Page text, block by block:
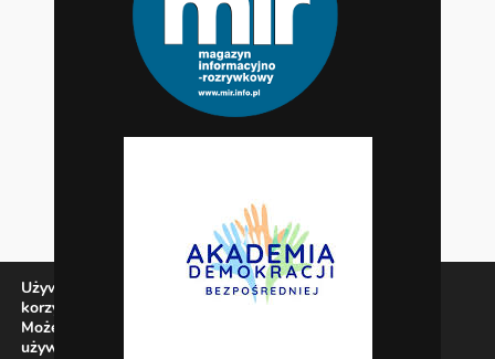
Używamy ciasteczek, aby zapewnić najlepszą jakość
korzystania z naszej witryny.
Możesz dowiedzieć się więcej o tym, jakich ciasteczek
używamy, lub wyłączyć je w